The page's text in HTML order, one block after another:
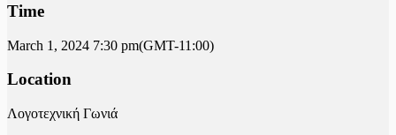
Time
March 1, 2024 7:30 pm(GMT-11:00)
Location
Λογοτεχνική Γωνιά